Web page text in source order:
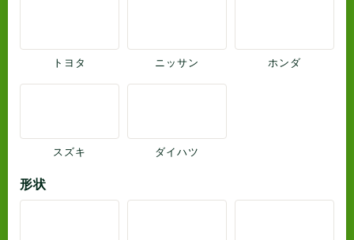
トヨタ ニッサン ホンダ
スズキ ダイハツ
形状